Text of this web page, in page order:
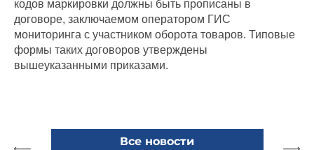
кодов маркировки должны быть прописаны в
договоре, заключаемом оператором ГИС
мониторинга с участником оборота товаров. Типовые
формы таких договоров утверждены
вышеуказанными приказами.
Все новости